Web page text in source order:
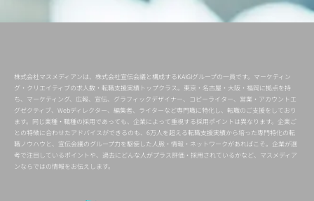
株式会社マスメディアンは、株式会社宣伝会議と構成するKAIGIグループの一員です。マーケティン
グ・クリエイティブの求人数・転職支援実績トップクラス。東京・名古屋・大阪・福岡に拠点を持
ち、マーケティング、広報、宣伝、グラフィックデザイナー、コピーライター、営業・アカウントエ
グゼクティブ、Webディレクター、編集者、ライターなど専門職に特化し、転職のご支援をしており
ます。同じ業種・職種の採用であっても、企業によって重視する採用ポイントは異なります。企業ご
との特徴に合わせたアドバイスができるのも、6万人を超える転職支援実績から培った専門特化の転
職ノウハウと、宣伝会議のグループ力を駆使した人脈・情報・ネットワークがあればこそ。企業が選
考で注目しているポイントや、過去にどんな人がプラス評価・採用されているかなど、マスメディア
ンならではの情報をお伝えします。